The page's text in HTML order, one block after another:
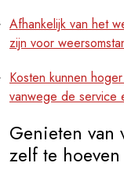
Afhankelijk van het
zijn voor
Kosten kunnen
vanwege de service
Genieten
zelf te